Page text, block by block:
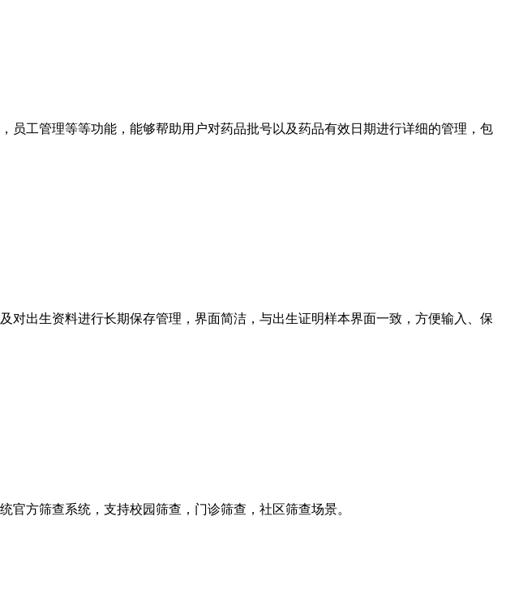
工管理等等功能，能够帮助用户对药品批号以及药品有效日期进行详细的管理，包
出生资料进行长期保存管理，界面简洁，与出生证明样本界面一致，方便输入、保
方筛查系统，支持校园筛查，门诊筛查，社区筛查场景。